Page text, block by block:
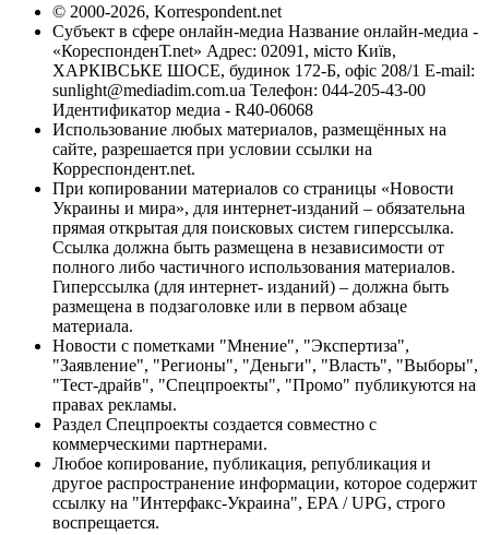
© 2000-2026, Korrespondent.net
Субъект в сфере онлайн-медиа Название онлайн-медиа -
«КореспонденТ.net» Адрес: 02091, місто Київ,
ХАРКІВСЬКЕ ШОСЕ, будинок 172-Б, офіс 208/1 E-mail:
sunlight@mediadim.com.ua Телефон: 044-205-43-00
Идентификатор медиа - R40-06068
Использование любых материалов, размещённых на
сайте, разрешается при условии ссылки на
Корреспондент.net.
При копировании материалов со страницы «Новости
Украины и мира», для интернет-изданий – обязательна
прямая открытая для поисковых систем гиперссылка.
Ссылка должна быть размещена в независимости от
полного либо частичного использования материалов.
Гиперссылка (для интернет- изданий) – должна быть
размещена в подзаголовке или в первом абзаце
материала.
Новости с пометками "Мнение", "Экспертиза",
"Заявление", "Регионы", "Деньги", "Власть", "Выборы",
"Тест-драйв", "Спецпроекты", "Промо" публикуются на
правах рекламы.
Раздел Спецпроекты создается совместно с
коммерческими партнерами.
Любое копирование, публикация, републикация и
другое распространение информации, которое содержит
ссылку на "Интерфакс-Украина", EPA / UPG, строго
воспрещается.